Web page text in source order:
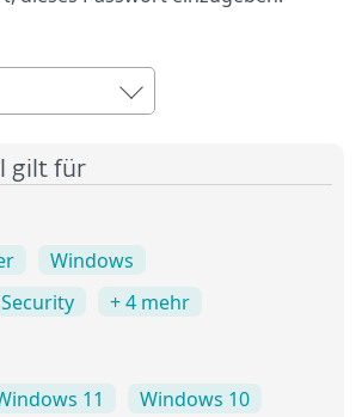
gilt für
Windows
+ 4 mehr
11
Windows 10